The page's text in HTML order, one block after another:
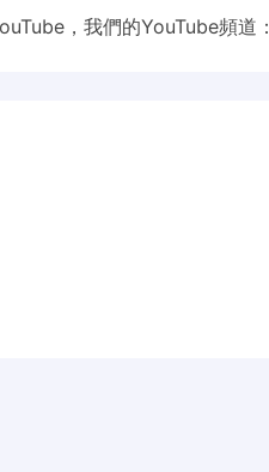
，我們的YouTube頻道：